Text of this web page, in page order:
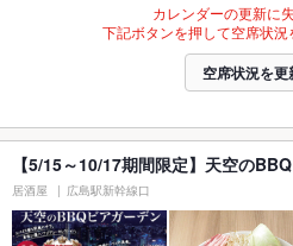
カレンダーの更新に
下記ボタンを押して空席状況
空席状況を更
【5/15～10/17期間限定】天空の
居酒屋 広島駅新幹線口